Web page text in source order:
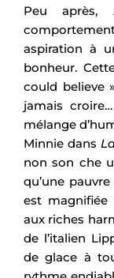
Peu après,
aspiration à
bonheur.
could believe
jamais
mélange
Minnie dans
non son che
qu’une
est magnifiée
aux riches
de l’italien
de glace à